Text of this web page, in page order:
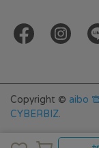
Copyright © aibo
CYBERBIZ